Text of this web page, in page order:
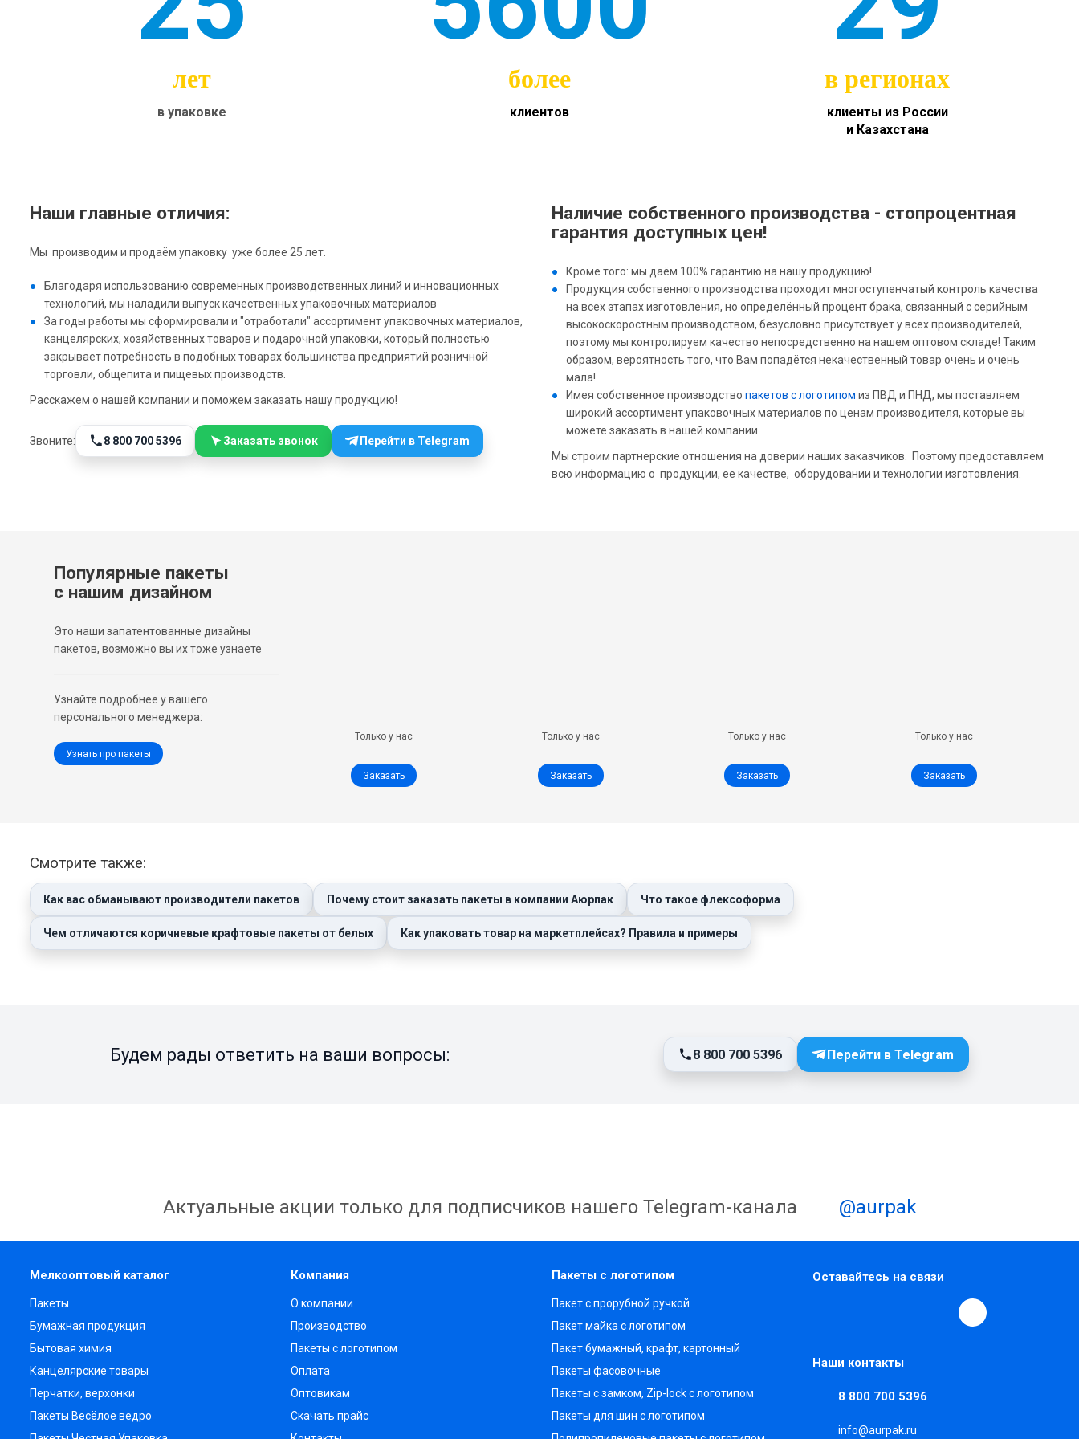
лет
в упаковке
более
клиентов
в регионах
клиенты из России
и Казахстана
Наши главные отличия:
Мы производим и продаём упаковку уже более 25 лет.
Благодаря использованию современных производственных линий и инновационных
технологий, мы наладили выпуск качественных упаковочных материалов
За годы работы мы сформировали и "отработали" ассортимент упаковочных материалов,
канцелярских, хозяйственных товаров и подарочной упаковки, который полностью
закрывает потребность в подобных товарах большинства предприятий розничной
торговли, общепита и пищевых производств.
Расскажем о нашей компании и поможем заказать нашу продукцию!
Звоните: 8 800 700 5396 Заказать звонок Перейти в Telegram
Наличие собственного производства - стопроцентная
гарантия доступных цен!
Кроме того: мы даём 100% гарантию на нашу продукцию!
Продукция собственного производства проходит многоступенчатый контроль качества
на всех этапах изготовления, но определённый процент брака, связанный с серийным
высокоскоростным производством, безусловно присутствует у всех производителей,
поэтому мы контролируем качество непосредственно на нашем оптовом складе! Таким
образом, вероятность того, что Вам попадётся некачественный товар очень и очень
мала!
Имея собственное производство пакетов с логотипом из ПВД и ПНД, мы поставляем
широкий ассортимент упаковочных материалов по ценам производителя, которые вы
можете заказать в нашей компании.
Мы строим партнерские отношения на доверии наших заказчиков. Поэтому предоставляем
всю информацию о продукции, ее качестве, оборудовании и технологии изготовления.
Популярные пакеты
с нашим дизайном
Это наши запатентованные дизайны
пакетов, возможно вы их тоже узнаете
Узнайте подробнее у вашего
персонального менеджера:
Узнать про пакеты
Только у нас
Заказать
Только у нас
Заказать
Только у нас
Заказать
Только у нас
Заказать
Смотрите также:
Как вас обманывают производители пакетов Почему стоит заказать пакеты в компании Аюрпак Что такое флексоформа
Чем отличаются коричневые крафтовые пакеты от белых Как упаковать товар на маркетплейсах? Правила и примеры
Будем рады ответить на ваши вопросы: 8 800 700 5396 Перейти в Telegram
Актуальные акции только для подписчиков нашего Telegram-канала @aurpak
Мелкооптовый каталог
Пакеты
Бумажная продукция
Бытовая химия
Канцелярские товары
Перчатки, верхонки
Пакеты Весёлое ведро
Компания
О компании
Производство
Пакеты с логотипом
Оплата
Оптовикам
Скачать прайс
Пакеты с логотипом
Пакет с прорубной ручкой
Пакет майка с логотипом
Пакет бумажный, крафт, картонный
Пакеты фасовочные
Пакеты с замком, Zip-lock с логотипом
Пакеты для шин с логотипом
Оставайтесь на связи
Наши контакты
8 800 700 5396
info@aurpak.ru